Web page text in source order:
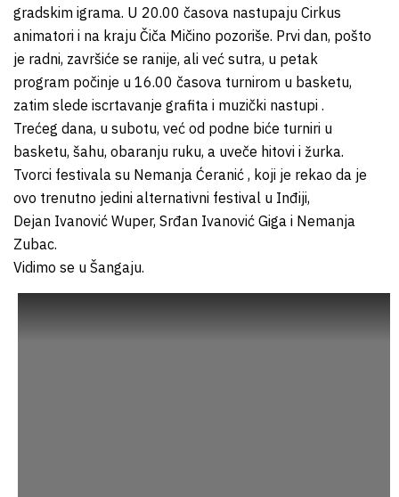
gradskim igrama. U 20.00 časova nastupaju Cirkus
animatori i na kraju Čiča Mičino pozoriše. Prvi dan, pošto
je radni, završiće se ranije, ali već sutra, u petak
program počinje u 16.00 časova turnirom u basketu,
zatim slede iscrtavanje grafita i muzički nastupi .
Trećeg dana, u subotu, već od podne biće turniri u
basketu, šahu, obaranju ruku, a uveče hitovi i žurka.
Tvorci festivala su Nemanja Ćeranić , koji je rekao da je
ovo trenutno jedini alternativni festival u Inđiji,
Dejan Ivanović Wuper, Srđan Ivanović Giga i Nemanja
Zubac.
Vidimo se u Šangaju.